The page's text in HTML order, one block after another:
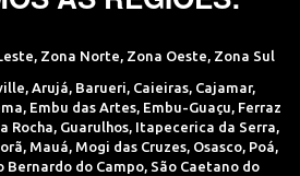
, Zona Norte, Zona Oeste, Zona Sul
Arujá Barueri Caieiras Cajamar,
Embu das Artes Embu-Guaçu Ferraz
Rocha Guarulhos Itapecerica da Serra
Mauá Mogi das Cruzes Osasco Poá
Bernardo do Campo São Caetano do